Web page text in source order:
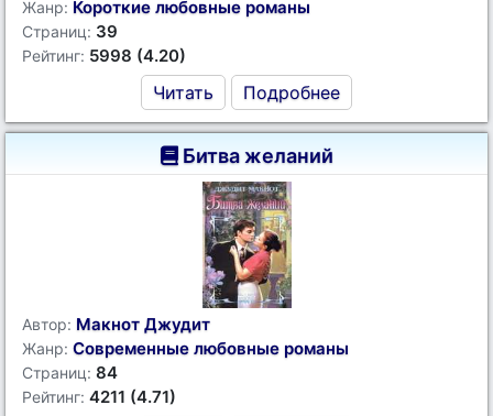
Жанр: Короткие любовные романы
Страниц: 39
Рейтинг: 5998 (4.20)
Читать Подробнее
Битва желаний
Автор: Макнот Джудит
Жанр: Современные любовные романы
Страниц: 84
Рейтинг: 4211 (4.71)